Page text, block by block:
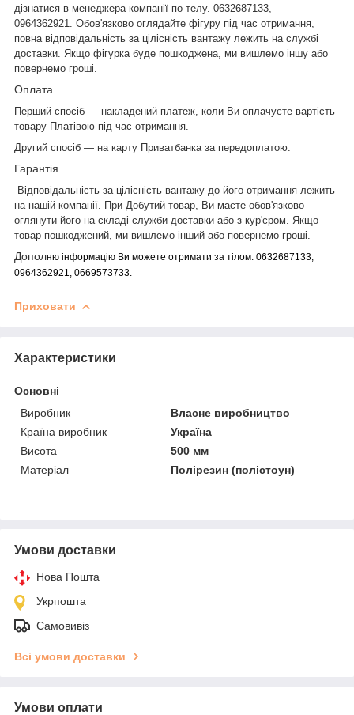
дізнатися в менеджера компанії по телу. 0632687133,
0964362921. Обов'язково оглядайте фігуру під час отримання,
повна відповідальність за цілісність вантажу лежить на службі
доставки. Якщо фігурка буде пошкоджена, ми вишлемо іншу або
повернемо гроші.
Оплата.
Перший спосіб — накладений платеж, коли Ви оплачуєте вартість
товару Платівою під час отримання.
Другий спосіб — на карту Приватбанка за передоплатою.
Гарантія.
Відповідальність за цілісність вантажу до його отримання лежить
на нашій компанії. При Добутий товар, Ви маєте обов'язково
оглянути його на складі служби доставки або з кур'єром. Якщо
товар пошкоджений, ми вишлемо інший або повернемо гроші.
Дополню інформацію Ви можете отримати за тілом. 0632687133,
0964362921, 0669573733.
Приховати
Характеристики
Основні
Виробник
Власне виробництво
Країна виробник
Україна
Висота
500 мм
Матеріал
Полірезин (полістоун)
Умови доставки
Нова Пошта
Укрпошта
Самовивіз
Всі умови доставки
Умови оплати